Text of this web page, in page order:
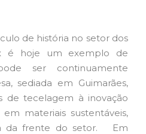
de história no setor dos
é hoje um exemplo de
ser continuamente
sediada em Guimarães,
de tecelagem à inovação
materiais sustentáveis,
da frente do setor. Em